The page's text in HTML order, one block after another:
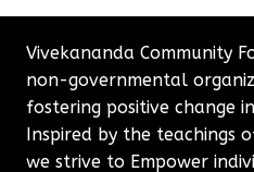
Vivekananda Community
non-governmental
fostering positive change
Inspired by the teachings
we strive to Empower